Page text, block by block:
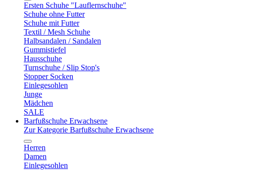
Ersten Schuhe "Lauflernschuhe"
Schuhe ohne Futter
Schuhe mit Futter
Textil / Mesh Schuhe
Halbsandalen / Sandalen
Gummistiefel
Hausschuhe
Turnschuhe / Slip Stop's
Stopper Socken
Einlegesohlen
Junge
Mädchen
SALE
Barfußschuhe Erwachsene
Zur Kategorie Barfußschuhe Erwachsene
Herren
Damen
Einlegesohlen